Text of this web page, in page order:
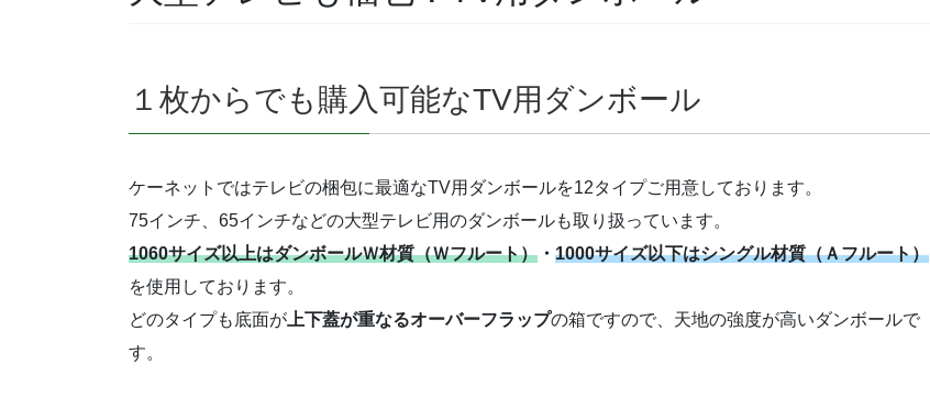
１枚からでも購入可能なTV用ダンボール
ケーネットではテレビの梱包に最適なTV用ダンボールを12タイプご用意しております。
75インチ、65インチなどの大型テレビ用のダンボールも取り扱っています。
1060サイズ以上はダンボールＷ材質（Ｗフルート） ・ 1000サイズ以下はシングル材質（Ａフルート）
を使用しております。
どのタイプも底面が 上下蓋が重なるオーバーフラップの箱ですので、天地の強度が高いダンボールで
す。